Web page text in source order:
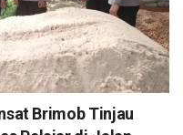
Brimob Tinjau